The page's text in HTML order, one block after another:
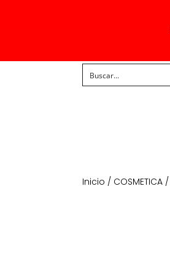
Inicio / COSMETICA /